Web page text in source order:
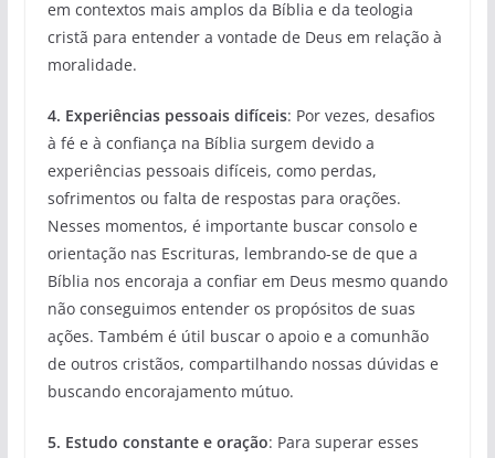
em contextos mais amplos da Bíblia e da teologia
cristã para entender a vontade de Deus em relação à
moralidade.
4. Experiências pessoais difíceis: Por vezes, desafios
à fé e à confiança na Bíblia surgem devido a
experiências pessoais difíceis, como perdas,
sofrimentos ou falta de respostas para orações.
Nesses momentos, é importante buscar consolo e
orientação nas Escrituras, lembrando-se de que a
Bíblia nos encoraja a confiar em Deus mesmo quando
não conseguimos entender os propósitos de suas
ações. Também é útil buscar o apoio e a comunhão
de outros cristãos, compartilhando nossas dúvidas e
buscando encorajamento mútuo.
5. Estudo constante e oração: Para superar esses